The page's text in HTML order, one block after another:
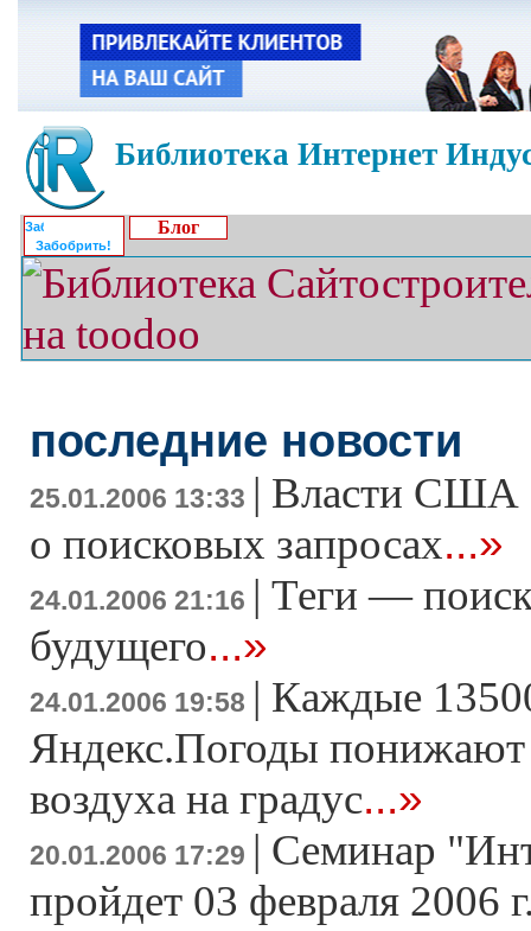
Библиотека Интернет
Забобрить!
Блог
последние новости
25.01.2006 13:33 | Власти США
о поисковых запросах...»
24.01.2006 21:16 | Теги —
будущего...»
24.01.2006 19:58 | Каждые
Яндекс.Погоды понижают
воздуха на градус...»
20.01.2006 17:29 | Семинар
пройдет 03 февраля 2006